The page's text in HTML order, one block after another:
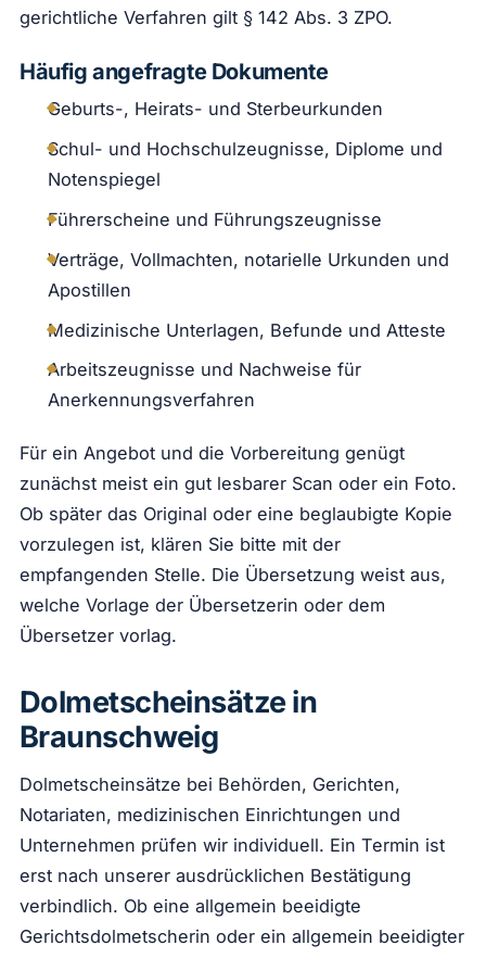
gerichtliche Verfahren gilt § 142 Abs. 3 ZPO.
Häufig angefragte Dokumente
Geburts-, Heirats- und Sterbeurkunden
Schul- und Hochschulzeugnisse, Diplome und
Notenspiegel
Führerscheine und Führungszeugnisse
Verträge, Vollmachten, notarielle Urkunden und
Apostillen
Medizinische Unterlagen, Befunde und Atteste
Arbeitszeugnisse und Nachweise für
Anerkennungsverfahren
Für ein Angebot und die Vorbereitung genügt
zunächst meist ein gut lesbarer Scan oder ein Foto.
Ob später das Original oder eine beglaubigte Kopie
vorzulegen ist, klären Sie bitte mit der
empfangenden Stelle. Die Übersetzung weist aus,
welche Vorlage der Übersetzerin oder dem
Übersetzer vorlag.
Dolmetscheinsätze in
Braunschweig
Dolmetscheinsätze bei Behörden, Gerichten,
Notariaten, medizinischen Einrichtungen und
Unternehmen prüfen wir individuell. Ein Termin ist
erst nach unserer ausdrücklichen Bestätigung
verbindlich. Ob eine allgemein beeidigte
Gerichtsdolmetscherin oder ein allgemein beeidigter